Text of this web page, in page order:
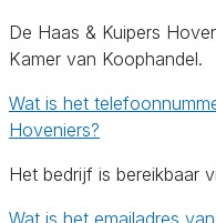
De Haas & Kuipers
Kamer van Koophandel.
Wat is het
Hoveniers?
Het bedrijf is bereikbaar
Wat is het emailadres